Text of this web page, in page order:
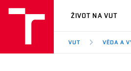
VUT
ŽIVOT NA VUT
VUT VĚDA A